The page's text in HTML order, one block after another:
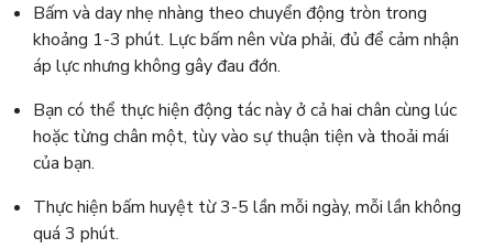
Bấm và day nhẹ nhàng theo chuyển động tròn trong
khoảng 1-3 phút. Lực bấm nên vừa phải, đủ để cảm nhận
áp lực nhưng không gây đau đớn.
Bạn có thể thực hiện động tác này ở cả hai chân cùng lúc
hoặc từng chân một, tùy vào sự thuận tiện và thoải mái
của bạn.
Thực hiện bấm huyệt từ 3-5 lần mỗi ngày, mỗi lần không
quá 3 phút​.